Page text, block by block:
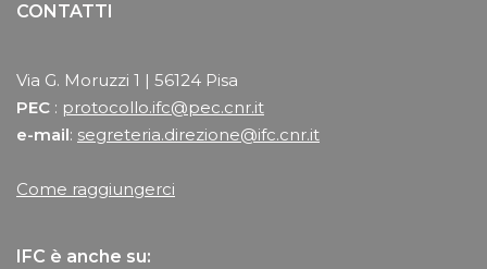
CONTATTI
Via G. Moruzzi 1 | 56124 Pisa
PEC : protocollo.ifc@pec.cnr.it
e-mail: segreteria.direzione@ifc.cnr.it
Come raggiungerci
IFC è anche su: